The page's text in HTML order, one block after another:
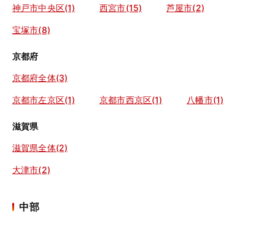
神戸市中央区(1) 西宮市(15) 芦屋市(2)
宝塚市(8)
京都府
京都府全体(3)
京都市左京区(1) 京都市西京区(1) 八幡市(1)
滋賀県
滋賀県全体(2)
大津市(2)
中部